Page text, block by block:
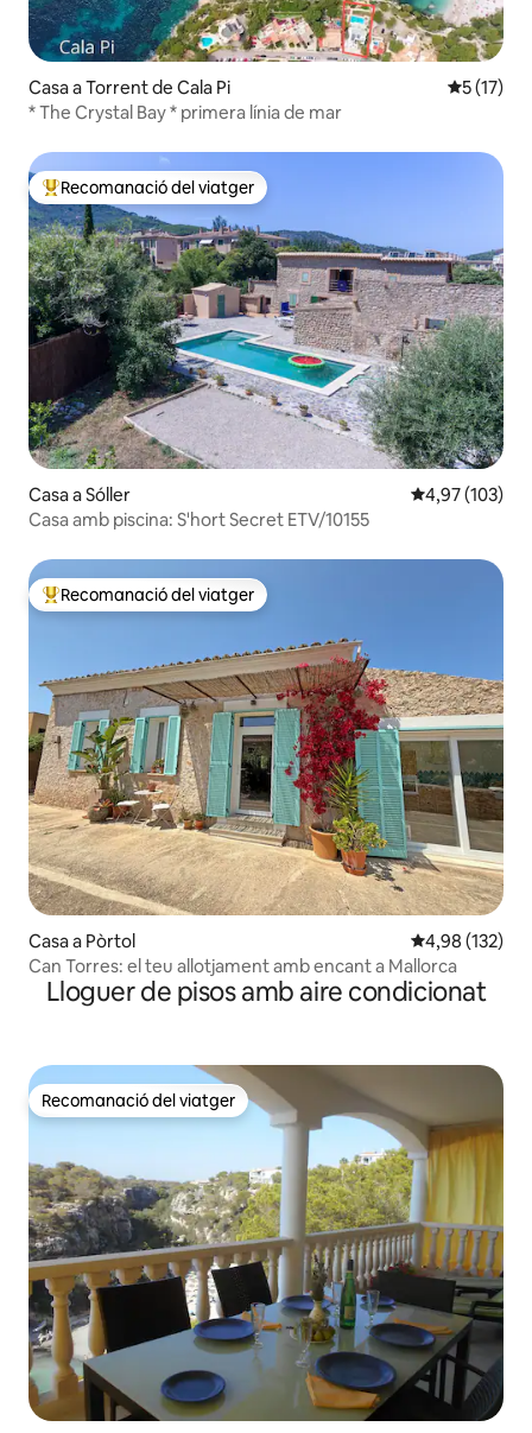
Casa a Torrent de Cala Pi 5 de
5 (17)
* The Crystal Bay * primera línia de mar
Principals recomanacions dels viatgers
Recomanació del viatger
Casa a Sóller 4,97 de
4,97 (103)
Casa amb piscina: S'hort Secret ETV/10155
Principals recomanacions dels viatgers
Recomanació del viatger
Casa a Pòrtol 4,98 de
4,98 (132)
Can Torres: el teu allotjament amb encant a Mallorca
Lloguer de pisos amb aire condicionat
Recomanació del viatger
Recomanació del viatger